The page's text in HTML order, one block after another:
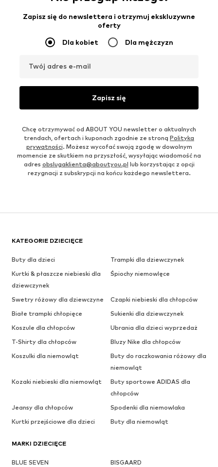
Zapisz się do newslettera i otrzymuj ekskluzywne
oferty
Dla kobiet Dla mężczyzn
Twój adres e-mail
Zapisz się
Chcę otrzymywać od ABOUT YOU newsletter o aktualnych
trendach, ofertach i kuponach zgodnie ze stroną Polityka
prywatności. Możesz wycofać swoją zgodę w dowolnym
momencie ze skutkiem na przyszłość, wysyłając wiadomość na
adres obslugaklienta@aboutyou.pl lub korzystając z opcji
rezygnacji z subskrypcji na końcu każdego newslettera.
KATEGORIE DZIECIĘCE
Buty dla dzieci
Trampki dla dziewczynek
Kurtki & płaszcze niebieski dla
dziewczynek
Śpiochy niemowlęce
Swetry różowy dla dziewczyne
Czapki niebieski dla chłopców
Białe trampki chłopięce
Sukienki dla dziewczynek
Koszule dla chłopców
Ubrania dla dzieci wyprzedaż
T-Shirty dla chłopców
Bluzy Nike dla chłopców
Koszulki dla niemowląt
Buty do raczkowania różowy dla
niemowląt
Kozaki niebieski dla niemowląt
Buty sportowe ADIDAS dla
chłopców
Jeansy dla chłopców
Spodenki dla niemowlaka
Kurtki przejściowe dla dzieci
Buty dla niemowląt
MARKI DZIECIĘCE
BLUE SEVEN
BISGAARD